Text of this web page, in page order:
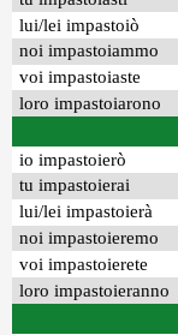
lui/lei impastoiò
noi impastoiammo
voi impastoiaste
loro impastoiarono
io impastoierò
tu impastoierai
lui/lei impastoierà
noi impastoieremo
voi impastoierete
loro impastoieranno